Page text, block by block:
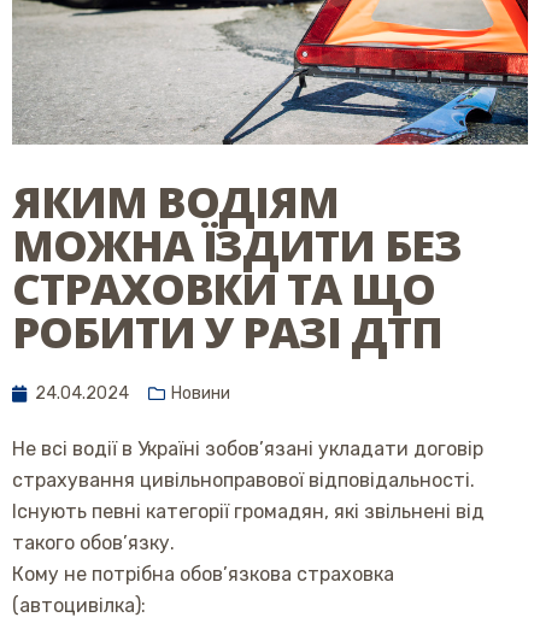
ЯКИМ ВОДІЯМ
МОЖНА ЇЗДИТИ БЕЗ
СТРАХОВКИ ТА ЩО
РОБИТИ У РАЗІ ДТП
24.04.2024 Новини
Не всі водії в Україні зобов’язані укладати договір
страхування цивільноправової відповідальності.
Існують певні категорії громадян, які звільнені від
такого обов’язку.
Кому не потрібна обов’язкова страховка
(автоцивілка):